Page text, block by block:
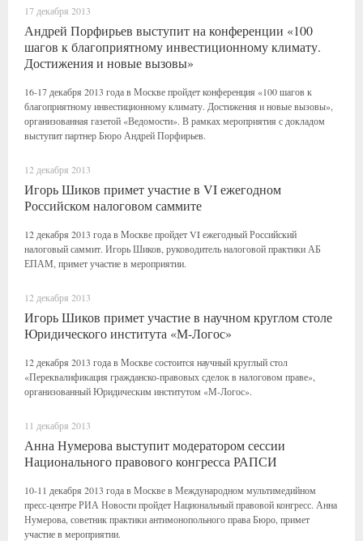
17 декабря 2013
Андрей Порфирьев выступит на конференции «100
шагов к благоприятному инвестиционному климату.
Достижения и новые вызовы»
16-17 декабря 2013 года в Москве пройдет конференция «100 шагов к
благоприятному инвестиционному климату. Достижения и новые вызовы»,
организованная газетой «Ведомости». В рамках мероприятия с докладом
выступит партнер Бюро Андрей Порфирьев.
12 декабря 2013
Игорь Шиков примет участие в VI ежегодном
Российском налоговом саммите
12 декабря 2013 года в Москве пройдет VI ежегодный Российский
налоговый саммит. Игорь Шиков, руководитель налоговой практики АБ
ЕПАМ, примет участие в мероприятии.
12 декабря 2013
Игорь Шиков примет участие в научном круглом столе
Юридического института «М-Логос»
12 декабря 2013 года в Москве состоится научный круглый стол
«Переквалификация гражданско-правовых сделок в налоговом праве»,
организованный Юридическим институтом «М-Логос».
11 декабря 2013
Анна Нумерова выступит модератором сессии
Национального правового конгресса РАПСИ
10-11 декабря 2013 года в Москве в Международном мультимедийном
пресс-центре РИА Новости пройдет Национальный правовой конгресс. Анна
Нумерова, советник практики антимонопольного права Бюро, примет
участие в мероприятии.